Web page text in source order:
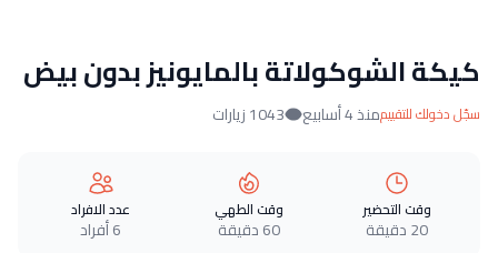
كيكة الشوكولاتة بالمايونيز بدون بيض
سجّل دخولك للتقييممنذ 4 أسابيع 1043 زيارات
وقت التحضير
20 دقيقة
وقت الطهي
60 دقيقة
عدد الافراد
6 أفراد